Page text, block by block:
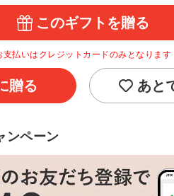
このギフトを贈る
支払いはクレジットカードのみとなります
贈る あと
ンペーン